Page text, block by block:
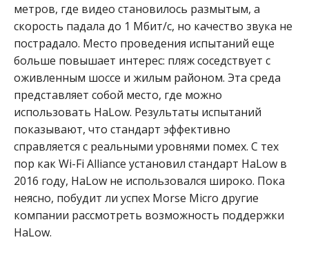
метров, где видео становилось размытым, а
скорость падала до 1 Мбит/с, но качество звука не
пострадало. Место проведения испытаний еще
больше повышает интерес: пляж соседствует с
оживленным шоссе и жилым районом. Эта среда
представляет собой место, где можно
использовать HaLow. Результаты испытаний
показывают, что стандарт эффективно
справляется с реальными уровнями помех. С тех
пор как Wi-Fi Alliance установил стандарт HaLow в
2016 году, HaLow не использовался широко. Пока
неясно, побудит ли успех Morse Micro другие
компании рассмотреть возможность поддержки
HaLow.